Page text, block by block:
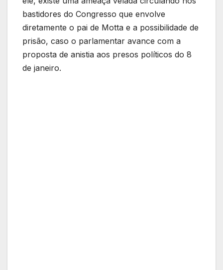
bastidores do Congresso que envolve
diretamente o pai de Motta e a possibilidade de
prisão, caso o parlamentar avance com a
proposta de anistia aos presos políticos do 8
de janeiro.